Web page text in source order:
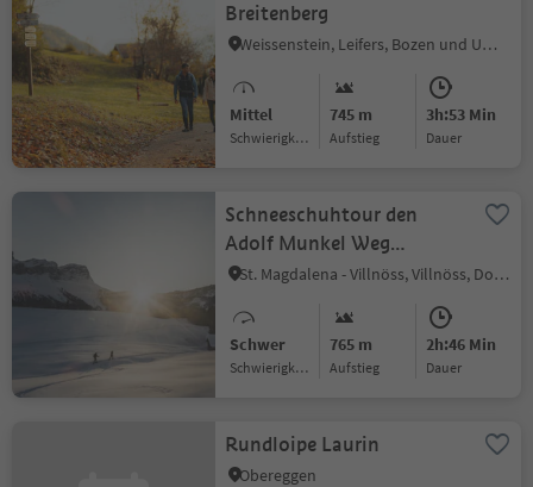
Breitenberg
Weissenstein, Leifers, Bozen und Umgebung
Mittel
Schwierigkeitsgrad
745 m
Aufstieg
3h:53 Min
Dauer
Schneeschuhtour den
Adolf Munkel Weg
entlang
St. Magdalena - Villnöss, Villnöss, Dolomitenregion Lüsen Villnöss
Schwer
Schwierigkeitsgrad
765 m
Aufstieg
2h:46 Min
Dauer
Rundloipe Laurin
Obereggen